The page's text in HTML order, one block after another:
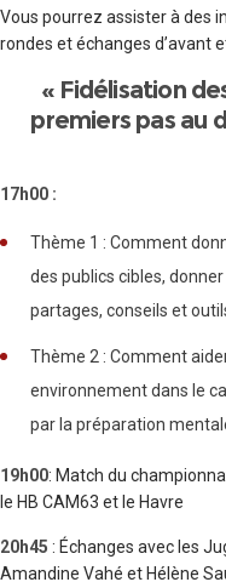
Vous pourrez assister à des
rondes et échanges d’avant
« Fidélisation
premiers pas au
17h00 :
Thème 1 : Comment
des publics cibles,
partages, conseils et
Thème 2 : Comment
environnement dans le
par la préparation
19h00: Match du
le HB CAM63 et le Havre
20h45 : Échanges avec les
Amandine Vahé et Hélène